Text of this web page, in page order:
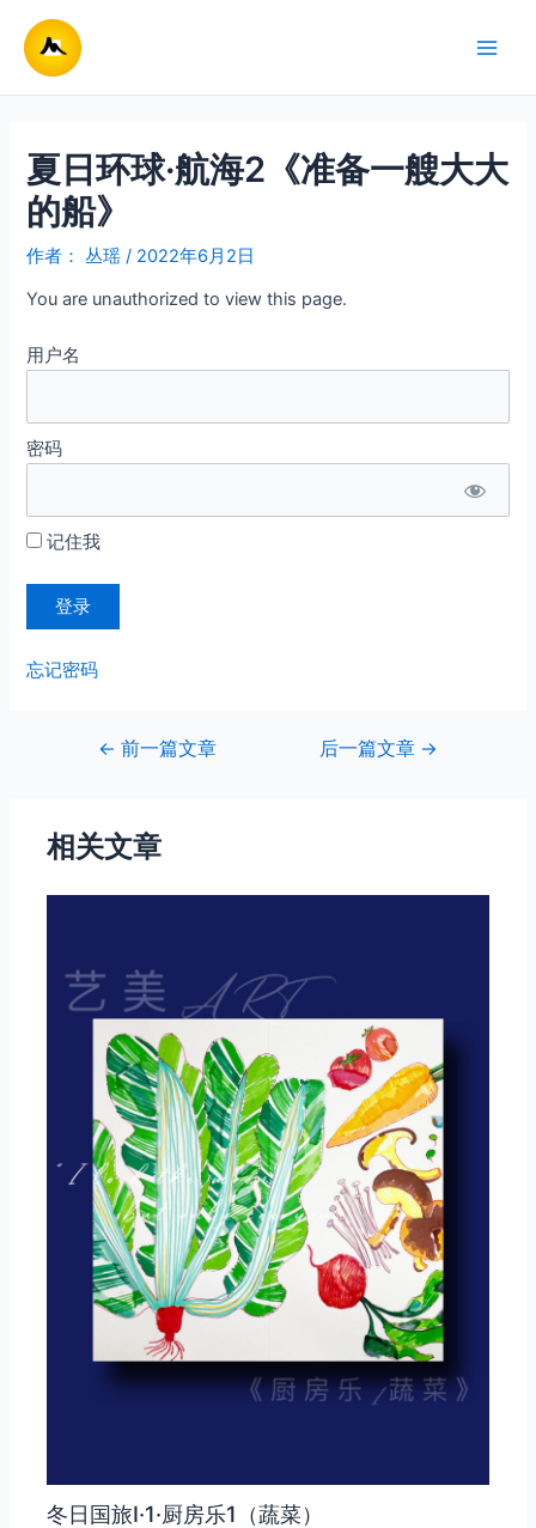
夏日环球·航海2《准备一艘大大
的船》
作者： 丛瑶/ 2022年6月2日
You are unauthorized to view this page.
用户名
密码
记住我
忘记密码
航
← 前一篇文章 后一篇文章 →
相关文章
冬日国旅Ⅰ·1·厨房乐1（蔬菜）